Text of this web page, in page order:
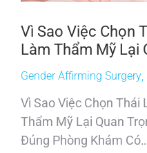
Vì Sao Việc Chọn
Làm Thẩm Mỹ Lại
Gender Affirming Surgery,
Vì Sao Việc Chọn Thái
Thẩm Mỹ Lại Quan
Đúng Phòng Khám